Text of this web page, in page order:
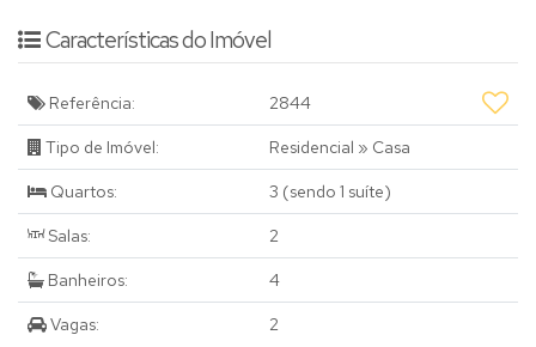
Características do Imóvel
Referência: 2844
Tipo de Imóvel: Residencial » Casa
Quartos: 3 (sendo 1 suíte)
Salas: 2
Banheiros: 4
Vagas: 2